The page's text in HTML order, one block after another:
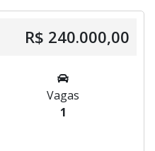
R$ 240.000,00
Vagas
1